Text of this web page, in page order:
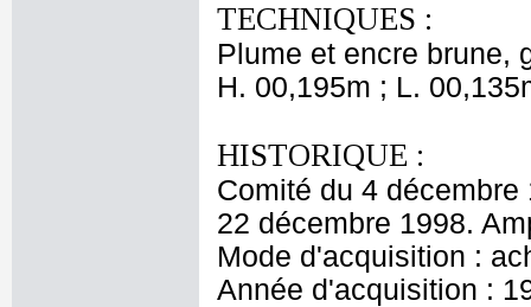
TECHNIQUES :
Plume et encre brune,
H. 00,195m ; L.
HISTORIQUE :
Comité du 4
22 décembre 1998.
Mode d'acquisition :
Année d'acquisition :